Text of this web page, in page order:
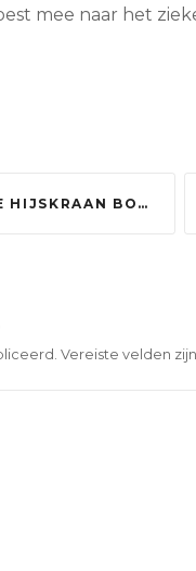
mee naar het
‘HET WERK IS PRACHTIG’
Vereiste velden